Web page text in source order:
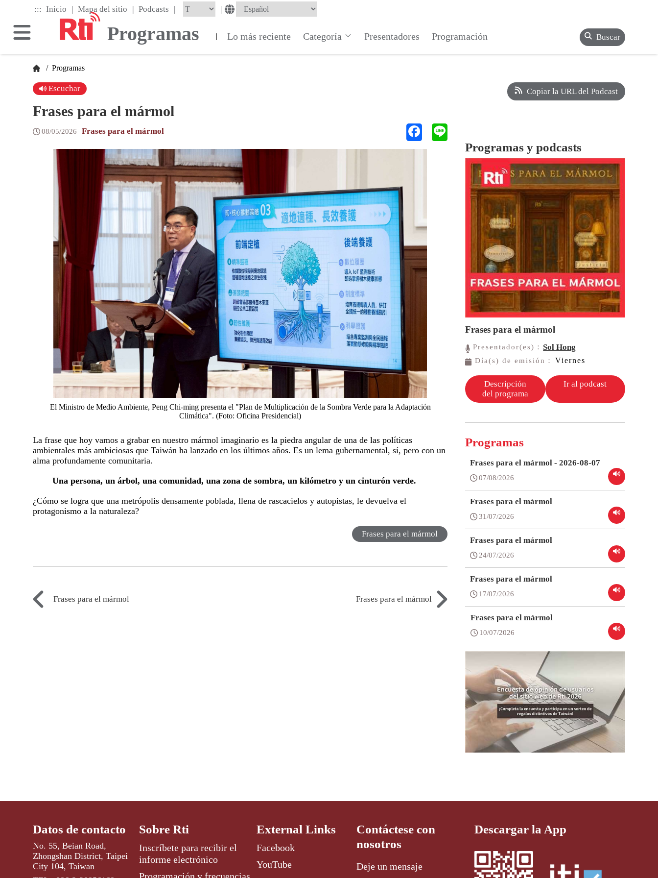
main
content
::: Inicio | Mapa del sitio | Podcasts | |
Programas | Lo más reciente Categoría Presentadores Programación Buscar
/ Programas
Escuchar
Frases para el mármol
08/05/2026 Frases para el mármol
El Ministro de Medio Ambiente, Peng Chi-ming presenta el "Plan de Multiplicación de la Sombra Verde para la Adaptación
Climática". (Foto: Oficina Presidencial)
La frase que hoy vamos a grabar en nuestro mármol imaginario es la piedra angular de una de las políticas
ambientales más ambiciosas que Taiwán ha lanzado en los últimos años. Es un lema gubernamental, sí, pero con un
alma profundamente comunitaria.
Una persona, un árbol, una comunidad, una zona de sombra, un kilómetro y un cinturón verde.
¿Cómo se logra que una metrópolis densamente poblada, llena de rascacielos y autopistas, le devuelva el
protagonismo a la naturaleza?
Frases para el mármol
Frases para el mármol Frases para el mármol
Copiar la URL del Podcast
Programas y podcasts
Frases para el mármol
Presentador(es)： Sol Hong
Día(s) de emisión： Viernes
Descripción
del programa
Ir al podcast
Programas
Frases para el mármol - 2026-08-07
07/08/2026
Frases para el mármol
31/07/2026
Frases para el mármol
24/07/2026
Frases para el mármol
17/07/2026
Frases para el mármol
10/07/2026
Datos de contacto
No. 55, Beian Road,
Zhongshan District, Taipei
City 104, Taiwan
Sobre Rti
Inscríbete para recibir el
informe electrónico
External Links
Facebook
YouTube
Contáctese con
nosotros
Deje un mensaje
Descargar la App